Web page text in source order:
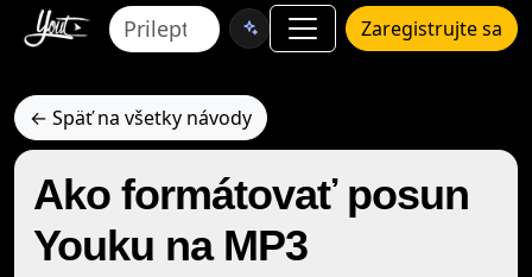
Zaregistrujte sa
← Späť na všetky návody
Ako formátovať posun
Youku na MP3